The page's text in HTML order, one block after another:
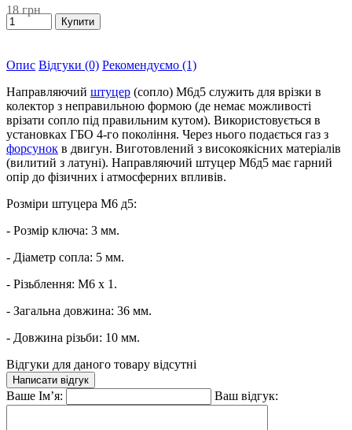
18грн
Опис Відгуки (0) Рекомендуємо (1)
Направляючий штуцер (сопло) М6д5 служить для врізки в
колектор з неправильною формою (де немає можливості
врізати сопло під правильним кутом). Використовується в
установках ГБО 4-го покоління. Через нього подається газ з
форсунок в двигун. Виготовлений з високоякісних матеріалів
(вилитий з латуні). Направляючий штуцер М6д5 має гарний
опір до фізичних і атмосферних впливів.
Розміри штуцера М6 д5:
- Розмір ключа: 3 мм.
- Діаметр сопла: 5 мм.
- Різьблення: M6 х 1.
- Загальна довжина: 36 мм.
- Довжина різьби: 10 мм.
Відгуки для даного товару відсутні
Написати відгук
Ваше Ім’я: Ваш відгук: